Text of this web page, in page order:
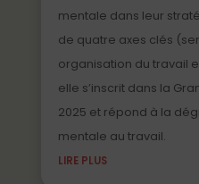
mentale dans leur
de quatre axes clés
organisation du travail
elle s’inscrit dans la
2025 et répond à la
mentale au travail.
LIRE PLUS